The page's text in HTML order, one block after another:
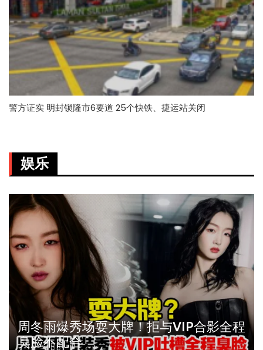
警方证实 明封锁隆市6要道 25个快铁、捷运站关闭
娱乐
周冬雨爆秀场耍大牌！拒与VIP合影全程
臭脸不配合